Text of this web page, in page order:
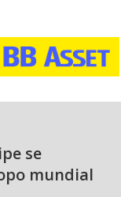
se
mundial